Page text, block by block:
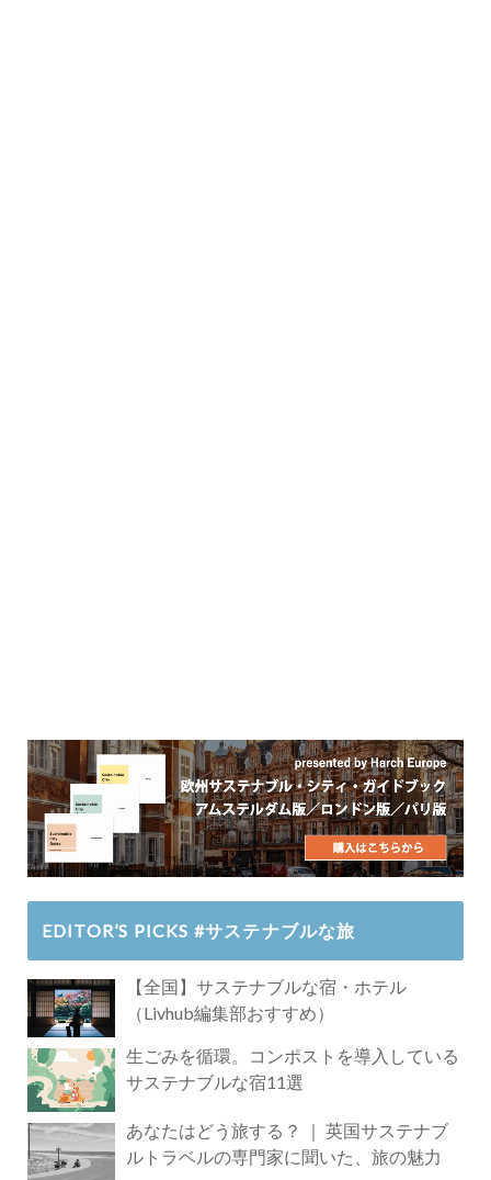
EDITOR’S PICKS #サステナブルな旅
【全国】サステナブルな宿・ホテル
（Livhub編集部おすすめ）
生ごみを循環。コンポストを導入している
サステナブルな宿11選
あなたはどう旅する？ ｜ 英国サステナブ
ルトラベルの専門家に聞いた、旅の魅力